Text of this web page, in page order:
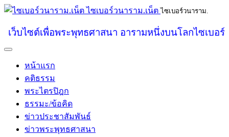
ไซเบอร์วนาราม.เน็ต ไซเบอร์วนาราม.
เว็บไซต์เพื่อพระพุทธศาสนา อารามหนึ่งบนโลกไซเบอร์
หน้าแรก
คติธรรม
พระไตรปิฎก
ธรรมะ/ข้อคิด
ข่าวประชาสัมพันธ์
ข่าวพระพุทธศาสนา